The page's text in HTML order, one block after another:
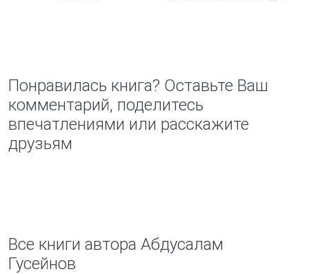
Понравилась книга? Оставьте Ваш
комментарий, поделитесь
впечатлениями или расскажите
друзьям
Все книги автора Абдусалам
Гусейнов